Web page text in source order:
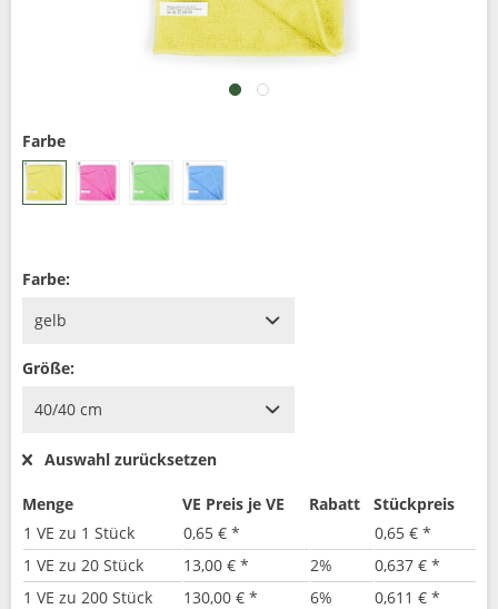
Farbe
Farbe:
Größe:
Auswahl zurücksetzen
Menge VE Preis je VE Rabatt
Stückpreis
1 VE zu 1 Stück
0,65 € *
0,65 € *
1 VE zu 20 Stück
13,00 € * 2%
0,637 € *
1 VE zu 200 Stück
130,00 € * 6% 0,611 € *